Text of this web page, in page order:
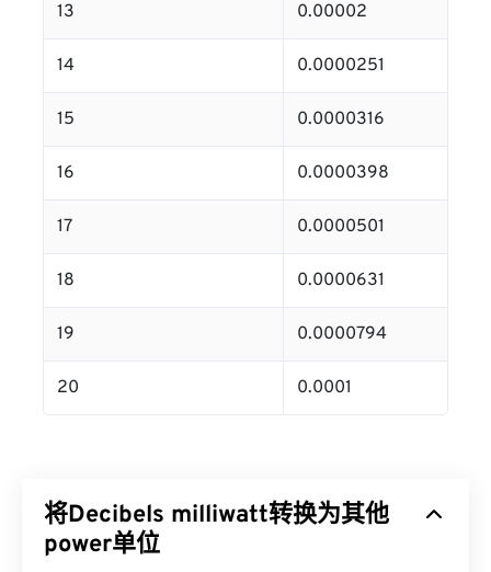
13 0.00002
14 0.0000251
15 0.0000316
16 0.0000398
17 0.0000501
18 0.0000631
19 0.0000794
20 0.0001
将Decibels milliwatt转换为其他
power单位